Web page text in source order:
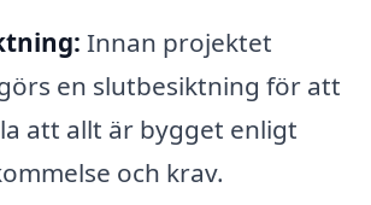
Innan projektet
en slutbesiktning för att
att allt är bygget enligt
och krav.